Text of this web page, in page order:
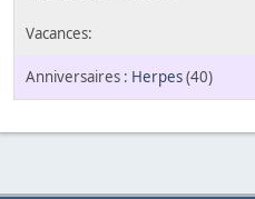
Herpes(40)